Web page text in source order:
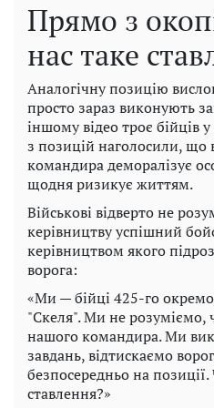
Прямо з
нас таке
Аналогічну позицію
просто зараз виконують
іншому відео троє бійців
з позицій наголосили, що
командира деморалізує
щодня ризикує життям.
Військові відверто не
керівництву успішний
керівництвом якого
ворога:
«Ми — бійці 425-го
"Скеля". Ми не розуміємо,
нашого командира. Ми
завдань, відтискаємо
безпосередньо на
ставлення?»